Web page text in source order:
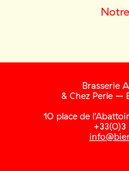
Brasserie
& Chez Perle –
10 place de
+33(0)3